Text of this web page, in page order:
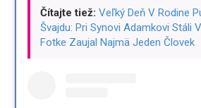
Čítajte tiež: Veľký Deň V Rodine
Švajdu: Pri Synovi Adamkovi Stáli
Fotke Zaujal Najmä Jeden Človek